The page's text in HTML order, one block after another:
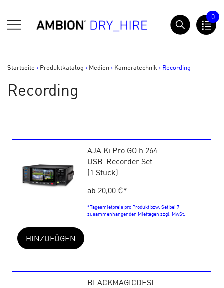
zum
Inhalt
AMBION Dry Hire
0
Startseite > Produktkatalog > Medien > Kameratechnik > Recording
Recording
AJA Ki Pro GO h.264
USB-Recorder Set
(1 Stück)
ab 20,00 €*
*Tagesmietpreis pro Produkt bzw. Set bei 7
zusammenhängenden Miettagen zzgl. MwSt.
HINZUFÜGEN
BLACKMAGICDESI